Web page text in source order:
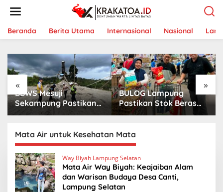
t
Beranda Berita Utama Internasional Nasional
« »
BBWS Mesuji
Sekampung Pastikan
Pengaman Pantai
Standar Mutu
BULOG Lampung
Pastikan Stok Beras
Aman, Beras Premium
di Retail Modern
Mata Air untuk Kesehatan Mata
Way Biyah Lampung Selatan
Mata Air Way Biyah: Keajaiban Alam
dan Warisan Budaya Desa Canti,
Lampung Selatan